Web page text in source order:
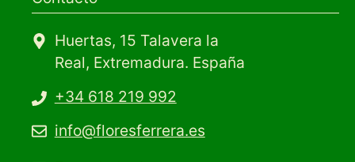
Huertas, 15 Talavera la
Real, Extremadura. España
+34 618 219 992
info@floresferrera.es